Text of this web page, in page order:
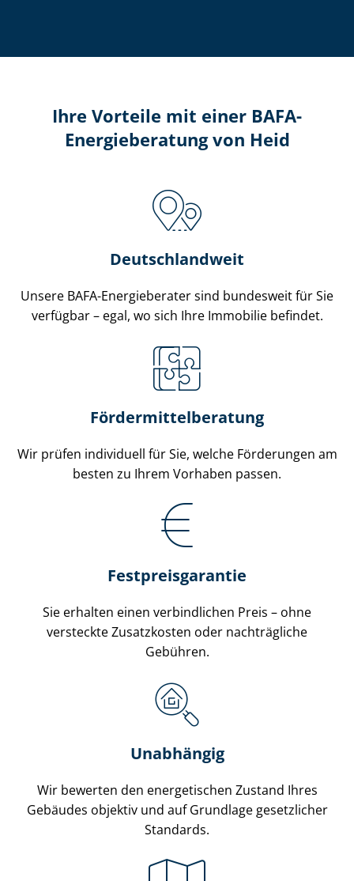
Ihre Vorteile mit einer BAFA-
Energieberatung von Heid
Deutschlandweit
Unsere BAFA-Energieberater sind bundesweit für Sie
verfügbar – egal, wo sich Ihre Immobilie befindet.
För­der­mit­tel­be­ra­tung
Wir prüfen individuell für Sie, welche Förderungen am
besten zu Ihrem Vorhaben passen.
Fest­preis­ga­ran­tie
Sie erhalten einen verbindlichen Preis – ohne
versteckte Zusatzkosten oder nachträgliche
Gebühren.
Unabhängig
Wir bewerten den energetischen Zustand Ihres
Gebäudes objektiv und auf Grundlage gesetzlicher
Standards.